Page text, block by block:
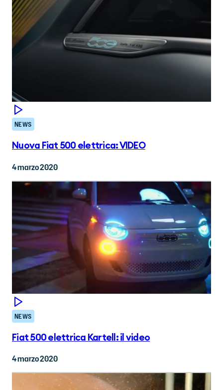
NEWS
Nuova Fiat 500 elettrica: VIDEO
4 marzo 2020
NEWS
Fiat 500 elettrica Kartell: il video
4 marzo 2020